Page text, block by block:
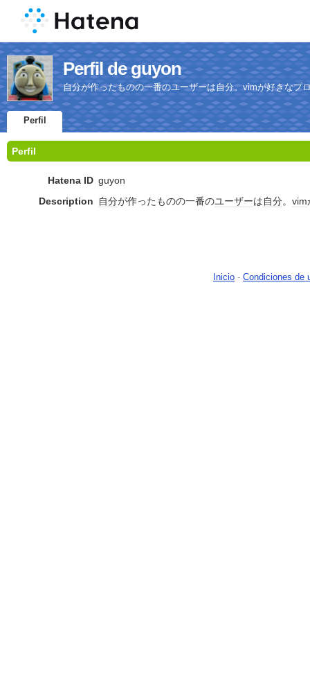
Perfil de guyon
自分が作ったものの一番のユーザーは自分。vimが好きなプ
Perfil
Perfil
Hatena ID guyon
Description
自分が作ったものの一番のユーザーは自分。 vim
Inicio - Condiciones de